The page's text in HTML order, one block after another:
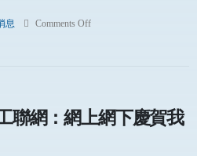
息 Comments Off
聯網：網上網下慶賀我